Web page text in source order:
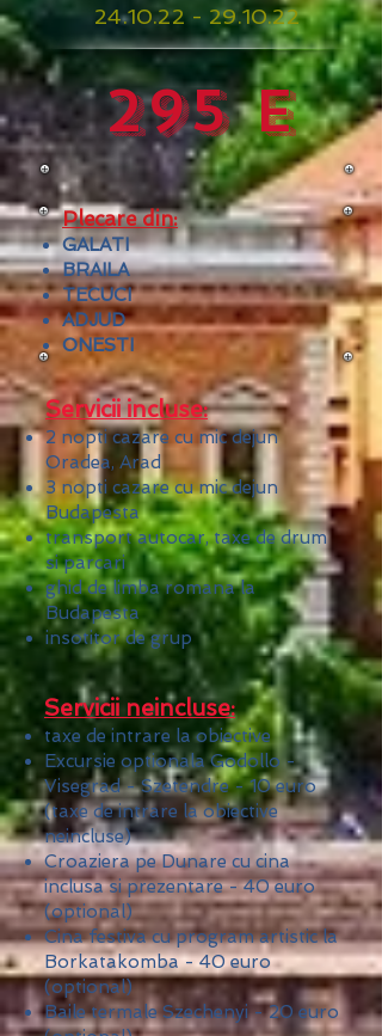
24.10.22 - 29.10.22
295 e
Plecare din:
GALATI
BRAILA
TECUCI
ADJUD
ONESTI
Servicii incluse:
2 nopti cazare cu mic dejun
Oradea, Arad
3 nopti cazare cu mic dejun
Budapesta
transport autocar, taxe de drum
si parcari
ghid de limba romana la
Budapesta
insotitor de grup
Servicii neincluse:
taxe de intrare la obiective
Excursie optionala Godollo -
Visegrad - Szetendre - 10 euro
(taxe de intrare la obiective
neincluse)
Croaziera pe Dunare cu cina
inclusa si prezentare - 40 euro
(optional)
Cina festiva cu program artistic la
Borkatakomba - 40 euro
(optional)
Baile termale Szechenyi - 20 euro